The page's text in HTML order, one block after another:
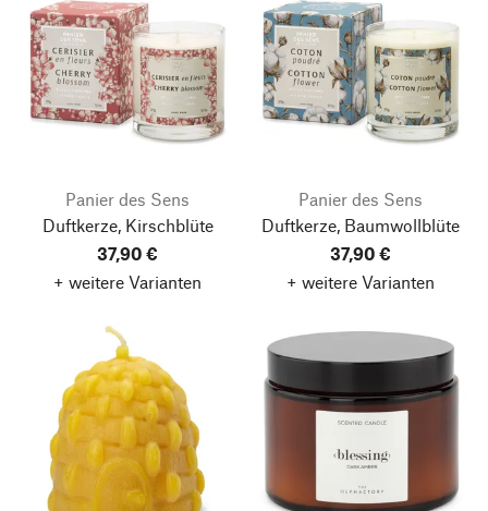
Panier des Sens
Duftkerze, Kirschblüte
37,90 €
+ weitere Varianten
Panier des Sens
Duftkerze, Baumwollblüte
37,90 €
+ weitere Varianten